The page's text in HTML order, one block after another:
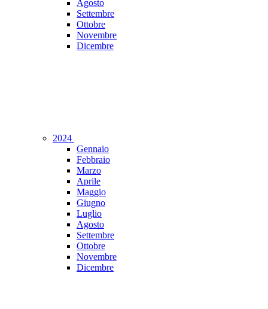
Agosto
Settembre
Ottobre
Novembre
Dicembre
2024
Gennaio
Febbraio
Marzo
Aprile
Maggio
Giugno
Luglio
Agosto
Settembre
Ottobre
Novembre
Dicembre